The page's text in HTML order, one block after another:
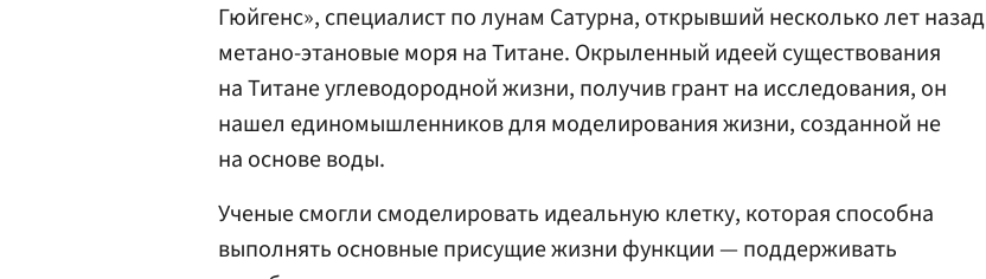
Гюйгенс», специалист по лунам Сатурна, открывший несколько лет назад
метано-этановые моря на Титане. Окрыленный идеей существования
на Титане углеводородной жизни, получив грант на исследования, он
нашел единомышленников для моделирования жизни, созданной не
на основе воды.
Ученые смогли смоделировать идеальную клетку, которая способна
выполнять основные присущие жизни функции — поддерживать